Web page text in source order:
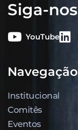
Siga-nos
YouTube
Navegação
Institucional
Comitês
Eventos